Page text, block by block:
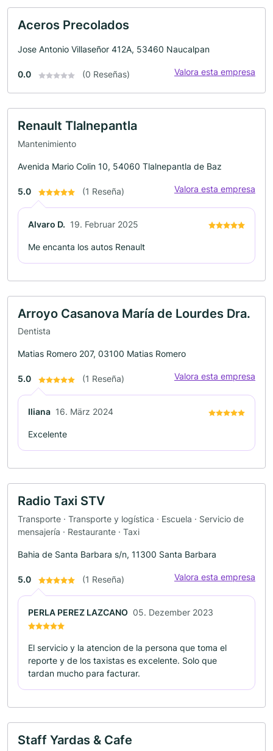
Aceros Precolados
Jose Antonio Villaseñor 412A, 53460 Naucalpan
0.0 (0 Reseñas) Valora esta empresa
Renault Tlalnepantla
Mantenimiento
Avenida Mario Colin 10, 54060 Tlalnepantla de Baz
5.0 (1 Reseña) Valora esta empresa
Alvaro D. 19. Februar 2025
Me encanta los autos Renault
Arroyo Casanova María de Lourdes Dra.
Dentista
Matias Romero 207, 03100 Matias Romero
5.0 (1 Reseña) Valora esta empresa
Iliana 16. März 2024
Excelente
Radio Taxi STV
Transporte · Transporte y logística · Escuela · Servicio de
mensajería · Restaurante · Taxi
Bahia de Santa Barbara s/n, 11300 Santa Barbara
5.0 (1 Reseña) Valora esta empresa
PERLA PEREZ LAZCANO 05. Dezember 2023
El servicio y la atencion de la persona que toma el
reporte y de los taxistas es excelente. Solo que
tardan mucho para facturar.
Staff Yardas & Cafe